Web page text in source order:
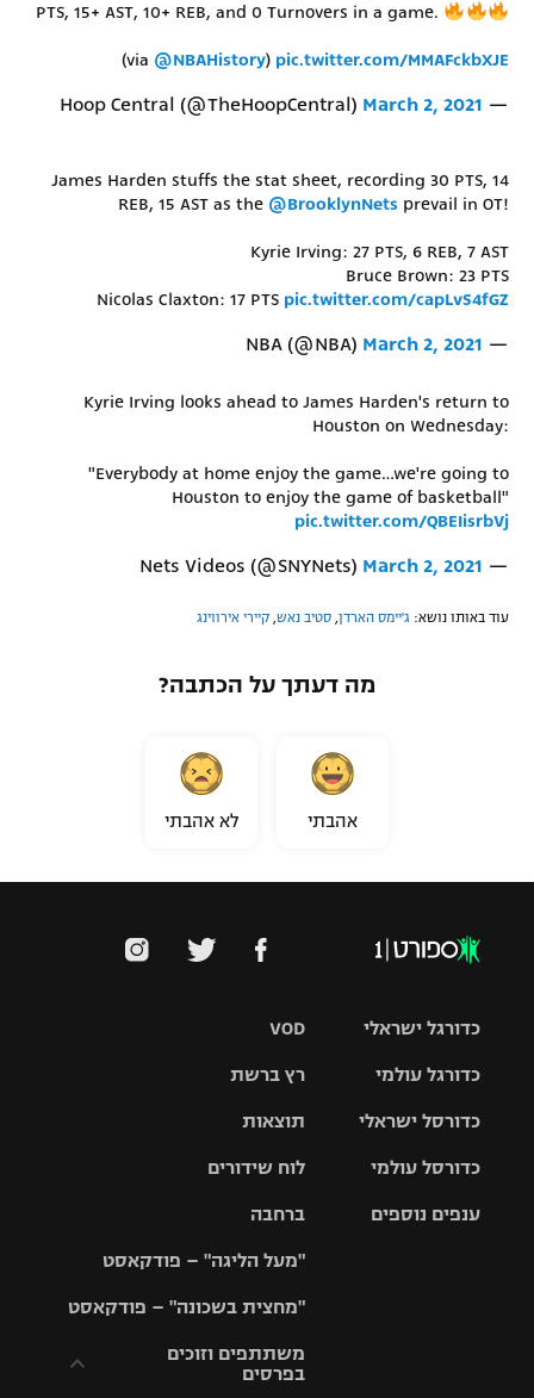
PTS, 15+ AST, 10+ REB, and 0 Turnovers in a game.
(via @NBAHistory) pic.twitter.com/MMAFckbXJE
— Hoop Central (@TheHoopCentral)
March 2, 2021
James Harden stuffs the stat sheet, recording 30 PTS, 14
REB, 15 AST as the @BrooklynNets prevail in OT!
Kyrie Irving: 27 PTS, 6 REB, 7 AST
Bruce Brown: 23 PTS
Nicolas Claxton: 17 PTS pic.twitter.com/capLvS4fGZ
— NBA (@NBA)
March 2, 2021
Kyrie Irving looks ahead to James Harden's return to
Houston on Wednesday:
"Everybody at home enjoy the game…we're going to
Houston to enjoy the game of basketball"
pic.twitter.com/QBEIisrbVj
— Nets Videos (@SNYNets)
March 2, 2021
עוד באותו נושא: ג'יימס הארדן, סטיב נאש, קיירי אירווינג
מה דעתך על הכתבה?
אהבתי לא אהבתי
VOD
רץ ברשת
תוצאות
לוח שידורים
ברחבה
"מעל הליגה" – פודקאסט
"מחצית בשכונה" – פודקאסט
משתתפים וזוכים
בפרסים
כדורגל ישראלי
גביע הטוטו
כדורגל עולמי
האלופות
ליגה
כדורסל ישראלי
סל
כדורסל עולמי
ענפים נוספים